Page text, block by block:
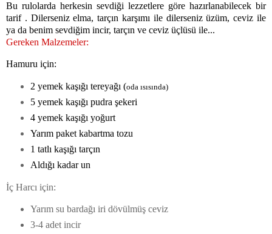
Bu rulolarda herkesin sevdiği lezzetlere göre hazırlanabilecek bir
tarif . Dilerseniz elma, tarçın karşımı ile dilerseniz üzüm, ceviz ile
ya da benim sevdiğim incir, tarçın ve ceviz üçlüsü ile...
Gereken Malzemeler:
Hamuru için:
2 yemek kaşığı tereyağı (oda ısısında)
5 yemek kaşığı pudra şekeri
4 yemek kaşığı yoğurt
Yarım paket kabartma tozu
1 tatlı kaşığı tarçın
Aldığı kadar un
İç Harcı için:
Yarım su bardağı iri dövülmüş ceviz
3-4 adet incir